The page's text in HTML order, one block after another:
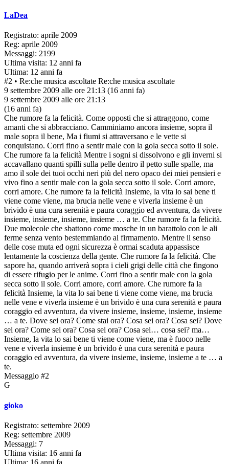
LaDea
Registrato: aprile 2009
Reg: aprile 2009
Messaggi: 2199
Ultima visita: 12 anni fa
Ultima: 12 anni fa
#2 • Re:che musica ascoltate Re:che musica ascoltate
9 settembre 2009 alle ore 21:13 (16 anni fa)
9 settembre 2009 alle ore 21:13
(16 anni fa)
Che rumore fa la felicità. Come opposti che si attraggono, come
amanti che si abbracciano. Camminiamo ancora insieme, sopra il
male sopra il bene, Ma i fiumi si attraversano e le vette si
conquistano. Corri fino a sentir male con la gola secca sotto il sole.
Che rumore fa la felicità Mentre i sogni si dissolvono e gli inverni si
accavallano quanti spilli sulla pelle dentro il petto sulle spalle, ma
amo il sole dei tuoi occhi neri più del nero opaco dei miei pensieri e
vivo fino a sentir male con la gola secca sotto il sole. Corri amore,
corri amore. Che rumore fa la felicità Insieme, la vita lo sai bene ti
viene come viene, ma brucia nelle vene e viverla insieme è un
brivido è una cura serenità e paura coraggio ed avventura, da vivere
insieme, insieme, insieme, insieme … a te. Che rumore fa la felicità.
Due molecole che sbattono come mosche in un barattolo con le ali
ferme senza vento bestemmiando al firmamento. Mentre il senso
delle cose muta ed ogni sicurezza è ormai scaduta appassisce
lentamente la coscienza della gente. Che rumore fa la felicità. Che
sapore ha, quando arriverà sopra i cieli grigi delle città che fingono
di essere rifugio per le anime. Corri fino a sentir male con la gola
secca sotto il sole. Corri amore, corri amore. Che rumore fa la
felicità Insieme, la vita lo sai bene ti viene come viene, ma brucia
nelle vene e viverla insieme è un brivido è una cura serenità e paura
coraggio ed avventura, da vivere insieme, insieme, insieme, insieme
… a te. Dove sei ora? Come stai ora? Cosa sei ora? Cosa sei? Dove
sei ora? Come sei ora? Cosa sei ora? Cosa sei… cosa sei? ma…
Insieme, la vita lo sai bene ti viene come viene, ma è fuoco nelle
vene e viverla insieme è un brivido è una cura serenità e paura
coraggio ed avventura, da vivere insieme, insieme, insieme a te … a
te.
Messaggio #2
G
gioko
Registrato: settembre 2009
Reg: settembre 2009
Messaggi: 7
Ultima visita: 16 anni fa
Ultima: 16 anni fa